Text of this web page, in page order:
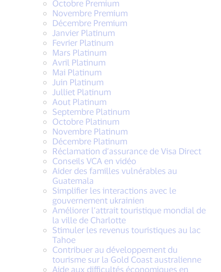
Octobre Premium
Novembre Premium
Décembre Premium
Janvier Platinum
Fevrier Platinum
Mars Platinum
Avril Platinum
Mai Platinum
Juin Platinum
Julliet Platinum
Aout Platinum
Septembre Platinum
Octobre Platinum
Novembre Platinum
Décembre Platinum
Réclamation d’assurance de Visa Direct
Conseils VCA en vidéo
Aider des familles vulnérables au
Guatemala
Simplifier les interactions avec le
gouvernement ukrainien
Améliorer l’attrait touristique mondial de
la ville de Charlotte
Stimuler les revenus touristiques au lac
Tahoe
Contribuer au développement du
tourisme sur la Gold Coast australienne
Aide aux difficultés économiques en